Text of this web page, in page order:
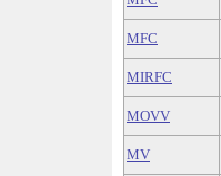
MFC
MIRFC
MOVV
MV